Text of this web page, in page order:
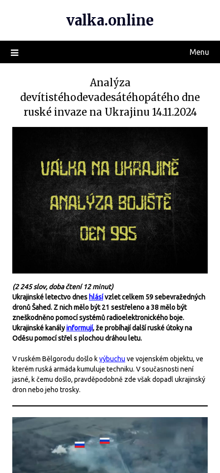
valka.online
Menu
Analýza
devítistéhodevadesátéhopátého dne
ruské invaze na Ukrajinu 14.11.2024
(2 245 slov, doba čtení 12 minut)
Ukrajinské letectvo dnes hlásívzlet celkem 59 sebevražedných
dronů Šahed. Z nich mělo být 21 sestřeleno a 38 mělo být
zneškodněno pomocí systémů radioelektronického boje.
Ukrajinské kanályinformují, že probíhají další ruské útoky na
Oděsu pomocí střel s plochou dráhou letu.
V ruském Bělgorodu došlo kvýbuchu ve vojenském objektu, ve
kterém ruská armáda kumuluje techniku. V současnosti není
jasné, k čemu došlo, pravděpodobně zde však dopadl ukrajinský
dron nebo jeho trosky.